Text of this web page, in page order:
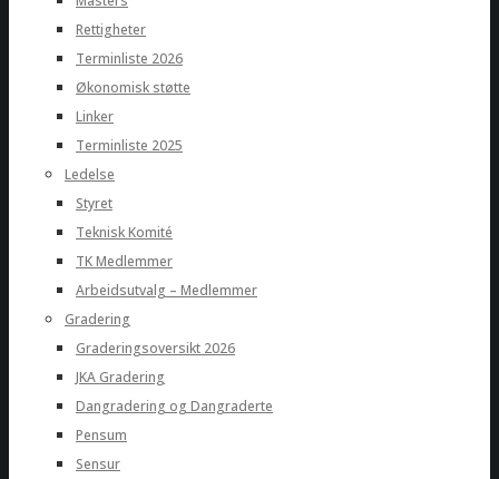
Rettigheter
Terminliste 2026
Økonomisk støtte
Linker
Terminliste 2025
Ledelse
Styret
Teknisk Komité
TK Medlemmer
Arbeidsutvalg – Medlemmer
Gradering
Graderingsoversikt 2026
JKA Gradering
Dangradering og Dangraderte
Pensum
Sensur